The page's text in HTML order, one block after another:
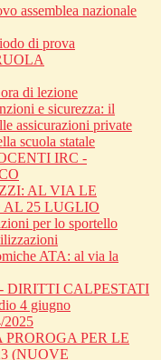
assemblea nazionale
di prova
di lezione
e sicurezza: il
assicurazioni private
scuola statale
IRC -
AL VIA LE
25 LUGLIO
per lo sportello
ATA: al via la
DIRITTI CALPESTATI
4 giugno
2025
PER LE
(NUOVE